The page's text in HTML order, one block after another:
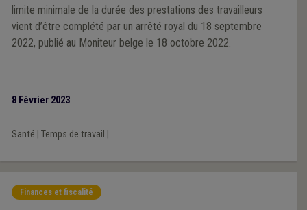
limite minimale de la durée des prestations des travailleurs
vient d’être complété par un arrêté royal du 18 septembre
2022, publié au Moniteur belge le 18 octobre 2022.
8 Février 2023
Santé Temps de travail
Finances et fiscalité